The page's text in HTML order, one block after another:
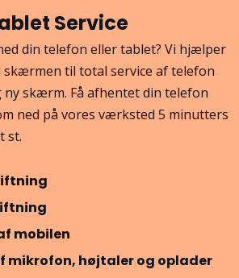
Service
din telefon eller tablet? Vi hjælper
skærmen til total service af telefon
skærm. Få afhentet din telefon
ned på vores værksted 5 minutters
st.
mobilen
mikrofon, højtaler og oplader